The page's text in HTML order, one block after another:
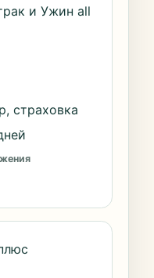
и Ужин all
страховка